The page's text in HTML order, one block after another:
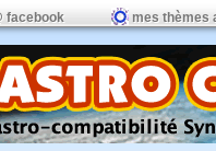
facebook mes thèmes